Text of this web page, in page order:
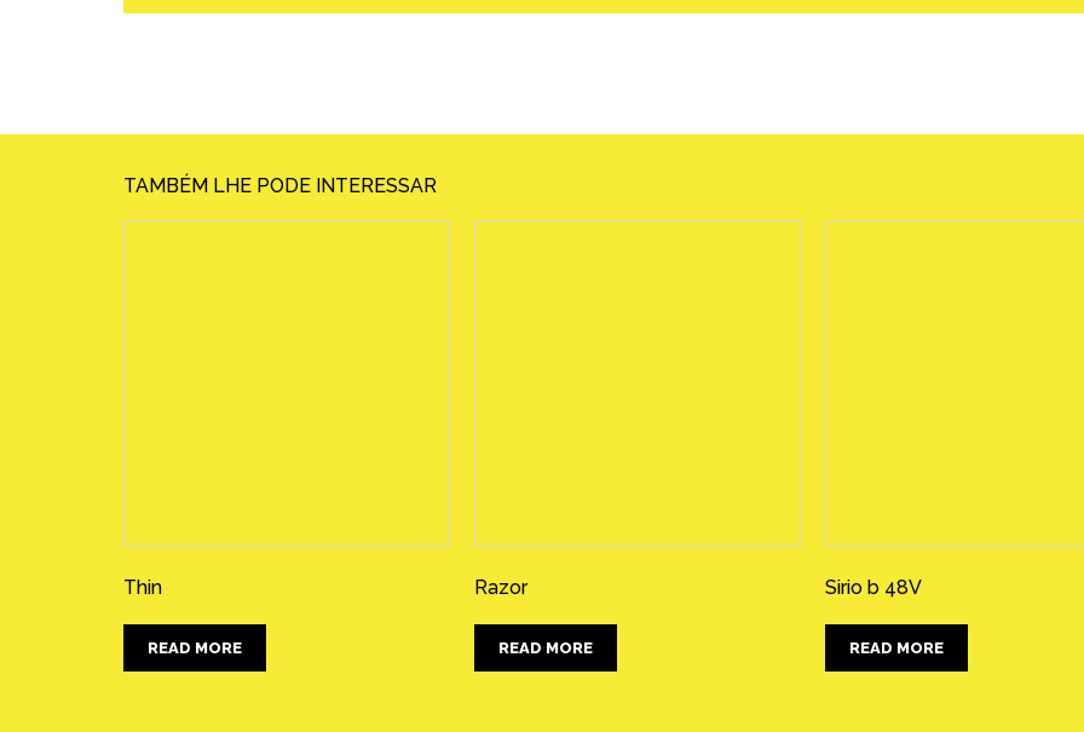
TAMBÉM LHE PODE INTERESSAR
Thin
READ MORE
Razor
READ MORE
Sirio b 48V
READ MORE